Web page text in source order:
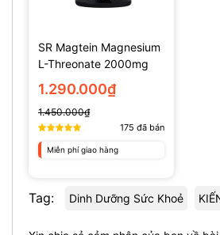
SR Magtein Magnesium
L-Threonate 2000mg
(135 Viên)
1.290.000₫
1.450.000₫
175 đã bán
Miễn phí giao hàng
Tag: Dinh Dưỡng Sức Khoẻ